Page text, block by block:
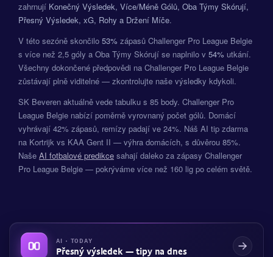
zahrnují Konečný Výsledek, Více/Méně Gólů, Oba Týmy Skórují,
Přesný Výsledek, xG, Rohy a Držení Míče.
V této sezóně skončilo 53% zápasů Challenger Pro League Belgie
s více než 2,5 góly a Oba Týmy Skórují se naplnilo v 54% utkání.
Všechny dokončené předpovědi na Challenger Pro League Belgie
zůstávají plně viditelné — zkontrolujte naše výsledky kdykoli.
SK Beveren aktuálně vede tabulku s 85 body. Challenger Pro
League Belgie nabízí poměrně vyrovnaný počet gólů. Domácí
vyhrávají 42% zápasů, remízy padají ve 24%. Náš AI tip zdarma
na Kortrijk vs KAA Gent II — výhra domácích, s důvěrou 85%.
Naše AI fotbalové predikce sahají daleko za zápasy Challenger
Pro League Belgie — pokrýváme více než 160 lig po celém světě.
AI · TODAY
Přesný výsledek — tipy na dnes